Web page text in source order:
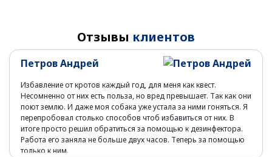
Отзывы клиентов
Петров Андрей
Избавление от кротов каждый год, для меня как квест.
Несомненно от них есть польза, но вред превышает. Так как они
поют землю. И даже моя собака уже устала за ними гоняться. Я
перепробовал столько способов чтоб избавиться от них. В
итоге просто решил обратиться за помощью к дезинфектора.
Работа его заняла не больше двух часов. Теперь за помощью
только к ним.